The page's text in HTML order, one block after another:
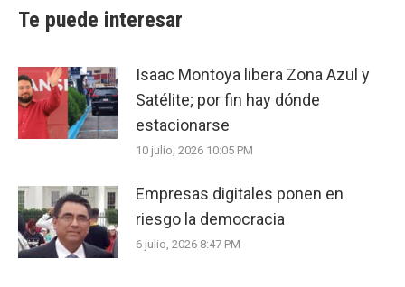
Te puede interesar
Isaac Montoya libera Zona Azul y
Satélite; por fin hay dónde
estacionarse
10 julio, 2026 10:05 PM
Empresas digitales ponen en
riesgo la democracia
6 julio, 2026 8:47 PM